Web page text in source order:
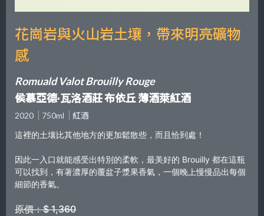
花崗岩與火山岩土壤，帶來明亮礦物
感
Romuald Valot Brouilly Rouge
侯慕亞德·瓦洛酒莊 布依丘 薄酒萊紅酒
2020 750ml
紅酒
這裡的土壤比其他地方的更加鬆散些，而且恰到處！
因此一入口就能感受出特別的柔軟，最美好的 Brouilly 都在這瓶
可以找到，有著濃厚的覆盆子漿果香氣，一個晚上慢慢品出每個
細節的香氣。
原價：$ 1,360